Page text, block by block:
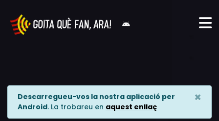
Descarregueu-vos la nostra aplicació per
Android. La trobareu en aquest enllaç
×